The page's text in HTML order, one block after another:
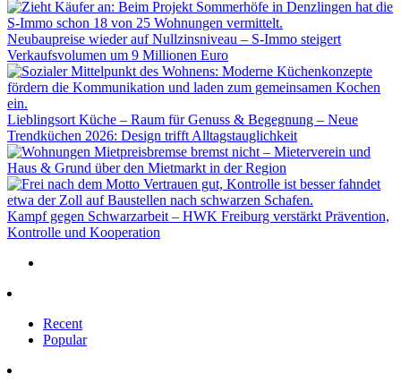
Neubaupreise wieder auf Nullzinsniveau – S-Immo steigert
Verkaufsvolumen um 9 Millionen Euro
Lieblingsort Küche – Raum für Genuss & Begegnung – Neue
Trendküchen 2026: Design trifft Alltagstauglichkeit
Mietpreisbremse bremst nicht – Mieterverein und
Haus & Grund über den Mietmarkt in der Region
Kampf gegen Schwarzarbeit – HWK Freiburg verstärkt Prävention,
Kontrolle und Kooperation
Recent
Popular